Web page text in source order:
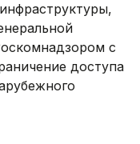
с
доступа